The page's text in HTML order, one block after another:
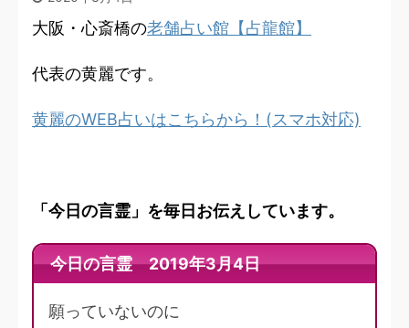
大阪・心斎橋の老舗占い館【占龍館】
代表の黄麗です。
黄麗のWEB占いはこちらから！(スマホ対応)
「今日の言霊」を毎日お伝えしています。
今日の言霊 2019年3月4日
願っていないのに